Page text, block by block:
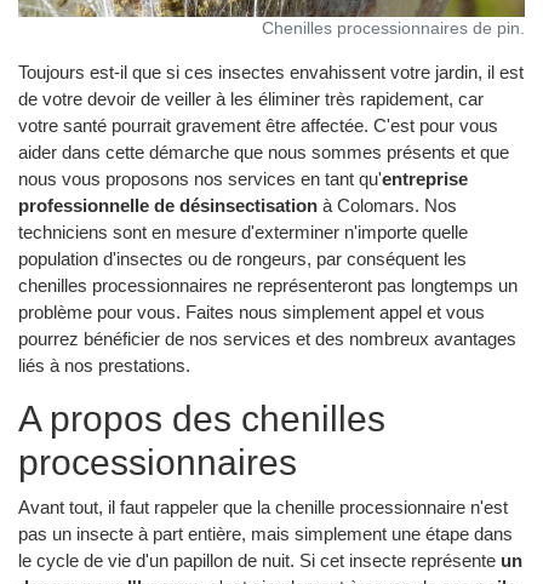
Chenilles processionnaires de pin.
Toujours est-il que si ces insectes envahissent votre jardin, il est
de votre devoir de veiller à les éliminer très rapidement, car
votre santé pourrait gravement être affectée. C'est pour vous
aider dans cette démarche que nous sommes présents et que
nous vous proposons nos services en tant qu'entreprise
professionnelle de désinsectisation à Colomars. Nos
techniciens sont en mesure d'exterminer n'importe quelle
population d'insectes ou de rongeurs, par conséquent les
chenilles processionnaires ne représenteront pas longtemps un
problème pour vous. Faites nous simplement appel et vous
pourrez bénéficier de nos services et des nombreux avantages
liés à nos prestations.
A propos des chenilles
processionnaires
Avant tout, il faut rappeler que la chenille processionnaire n'est
pas un insecte à part entière, mais simplement une étape dans
le cycle de vie d'un papillon de nuit. Si cet insecte représente un